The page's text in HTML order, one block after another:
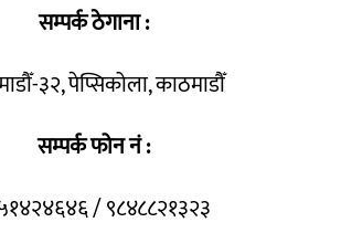
सम्पर्क ठेगाना :
३२, पेप्सिकोला, काठमाडौँ
सम्पर्क फोन नं :
/ ९८४८८२१३२३